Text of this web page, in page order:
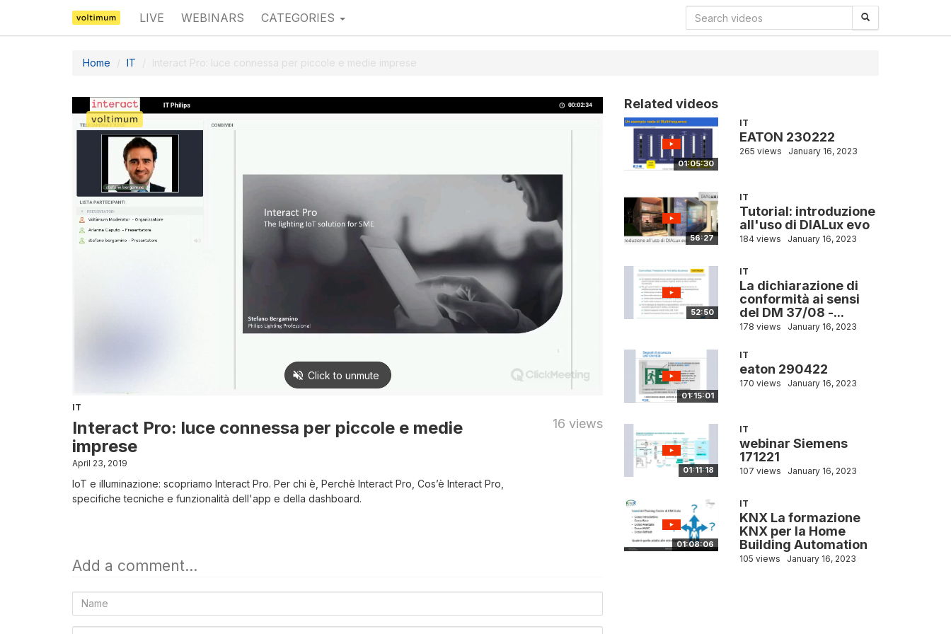
LIVE WEBINARS CATEGORIES
Home IT Interact Pro: luce connessa per piccole e medie imprese
IT
Interact Pro: luce connessa per piccole e medie
imprese
16 views
April 23, 2019
IoT e illuminazione: scopriamo Interact Pro. Per chi è, Perchè Interact Pro, Cos’è Interact Pro,
specifiche tecniche e funzionalità dell'app e della dashboard.
Add a comment...
Name
Related videos
01:05:30
IT
EATON 230222
265 views January 16, 2023
56:27
IT
Tutorial: introduzione
all'uso di DIALux evo
184 views January 16, 2023
52:50
IT
La dichiarazione di
conformità ai sensi
del DM 37/08 -...
178 views January 16, 2023
01:15:01
IT
eaton 290422
170 views January 16, 2023
01:11:18
IT
webinar Siemens
171221
107 views January 16, 2023
01:08:06
IT
KNX La formazione
KNX per la Home
Building Automation
105 views January 16, 2023